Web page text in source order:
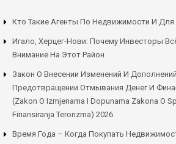
Кто Такие Агенты По Недвижимости И
Игало, Херцег-Нови: Почему Инвесторы
Внимание На Этот Район
Закон О Внесении Изменений И
Предотвращении Отмывания Денег И
(Zakon O Izmjenama I Dopunama Zakona O
Finansiranja Terorizma) 2026
Время Года – Когда Покупать